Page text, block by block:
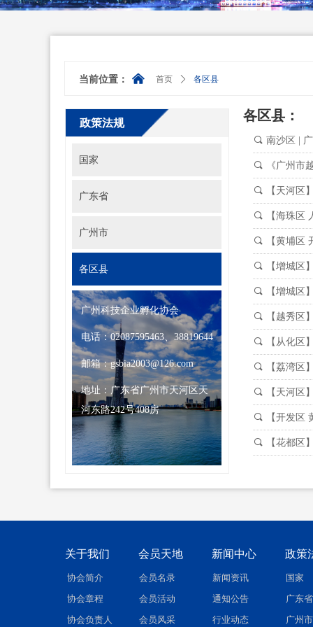
各区县：
끠 南沙区 |
끠 《广州市
끠 【天河区
끠 【海珠区
끠 【黄埔区
끠 【增城区
끠 【增城区
끠 【越秀区
끠 【从化区
끠 【荔湾区
끠 【天河区
끠 【开发区
끠 【花都区
首页 ꄲ 各区县
当前位置： 낀
政策法规
广州科技企业孵化协会
电话：02087595463、38819644
邮箱：gsbia2003@126.com
地址： 广东省广州市天河区天
河东路242号408房
国家
广东省
广州市
各区县
关于我们 会员天地 新闻中心 政策
协会简介
协会章程
协会负责人
会员名录
会员活动
会员风采
新闻资讯
通知公告
行业动态
国家
广东省
广州市